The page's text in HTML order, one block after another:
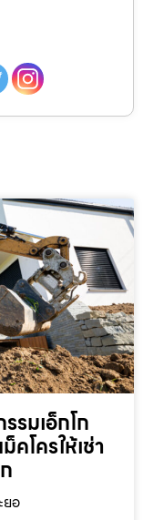
รมเอ็กโก
โครให้เช่า
ยอ